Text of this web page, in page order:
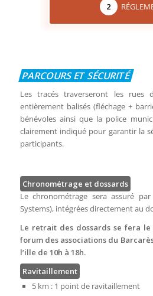
2
PARCOURS ET SÉCURITÉ
Les tracés traverseront les
entièrement balisés (fléchage +
bénévoles ainsi que la police
clairement indiqué pour garantir la
participants.
Chronométrage et dossards
Le chronométrage sera assuré
Systems), intégrées directement au
Le retrait des dossards se fera
forum des associations du
l’ille de 10h à 18h.
Ravitaillement
5 km : 1 point de ravitaillement